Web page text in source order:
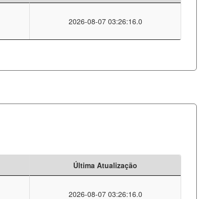
2026-08-07 03:26:16.0
Última Atualização
2026-08-07 03:26:16.0